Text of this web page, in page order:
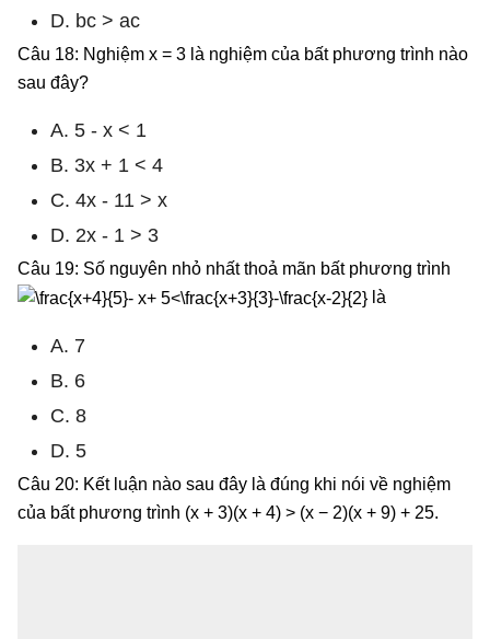
D. bc > ac
Câu 18: Nghiệm x = 3 là nghiệm của bất phương trình nào
sau đây?
A. 5 - x < 1
B. 3x + 1 < 4
C. 4x - 11 > x
D. 2x - 1 > 3
Câu 19: Số nguyên nhỏ nhất thoả mãn bất phương trình
là
A. 7
B. 6
C. 8
D. 5
Câu 20: Kết luận nào sau đây là đúng khi nói về nghiệm
của bất phương trình (x + 3)(x + 4) > (x − 2)(x + 9) + 25.